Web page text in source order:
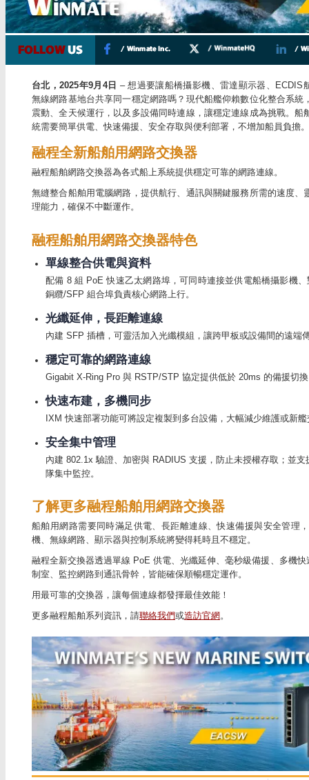
台北，2025年9月4日 – 想過要讓船橋攝影機、雷達顯示器、ECDIS
無線網路基地台共享同一穩定網路嗎？現代船艦仰賴數位化整合系統
震動、全天候運行，以及多設備同時連線，讓穩定連線成為挑戰。船
統需要簡單供電、快速備援、安全存取與便利部署，不增加船員負擔。
融程全新船舶用網路交換器
融程船舶網路交換器為各式船上系統提供穩定可靠的網路連線。
無縫整合船舶用電腦網路，提供航行、通訊與關鍵服務所需的速度、
理能力，確保不中斷運作。
融程船舶用網路交換器特色
單線整合供電與資料
配備 8 組 PoE 快速乙太網路埠，可同時連接並供電船橋攝影機
銅纜/SFP 組合埠負責核心網路上行。
光纖延伸，長距離連線
內建 SFP 插槽，可靈活加入光纖模組，讓跨甲板或設備間的遠端
穩定可靠的網路連線
Gigabit X-Ring Pro 與 RSTP/STP 協定提供低於 20ms 的備援切
快速布建，多機同步
IXM 快速部署功能可將設定複製到多台設備，大幅減少維護或新
安全集中管理
內建 802.1x 驗證、加密與 RADIUS 支援，防止未授權存取；並
隊集中監控。
了解更多融程船舶用網路交換器
船舶用網路需要同時滿足供電、長距離連線、快速備援與安全管理
機、無線網路、顯示器與控制系統將變得耗時且不穩定。
融程全新交換器透過單線 PoE 供電、光纖延伸、毫秒級備援、多機
制室、監控網路到通訊骨幹，皆能確保順暢穩定運作。
用最可靠的交換器，讓每個連線都發揮最佳效能！
更多融程船舶系列資訊，請聯絡我們或造訪官網。